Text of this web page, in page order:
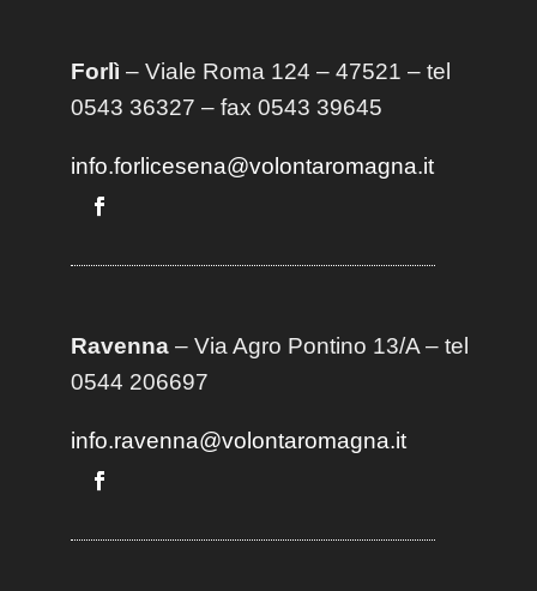
Forlì – Viale Roma 124 – 47521 – tel
0543 36327 – fax 0543 39645
info.forlicesena@volontaromagna.it
Ravenna– Via Agro Pontino 13/A– tel
0544 206697
info.ravenna@volontaromagna.it